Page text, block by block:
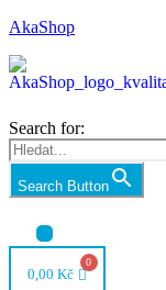
AkaShop
Search for:
Search Button
Nabídka
0,00 Kč